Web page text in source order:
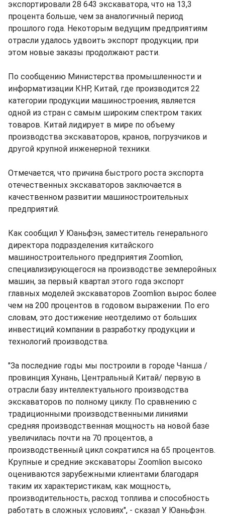
экспортировали 28 643 экскаватора, что на 13,3
процента больше, чем за аналогичный период
прошлого года. Некоторым ведущим предприятиям
отрасли удалось удвоить экспорт продукции, при
этом новые заказы продолжают расти.
По сообщению Министерства промышленности и
информатизации КНР, Китай, где производится 22
категории продукции машиностроения, является
одной из стран с самым широким спектром таких
товаров. Китай лидирует в мире по объему
производства экскаваторов, кранов, погрузчиков и
другой крупной инженерной техники.
Отмечается, что причина быстрого роста экспорта
отечественных экскаваторов заключается в
качественном развитии машиностроительных
предприятий.
Как сообщил У Юаньфэн, заместитель генерального
директора подразделения китайского
машиностроительного предприятия Zoomlion,
специализирующегося на производстве землеройных
машин, за первый квартал этого года экспорт
главных моделей экскаваторов Zoomlion вырос более
чем на 200 процентов в годовом выражении. По его
словам, это достижение неотделимо от больших
инвестиций компании в разработку продукции и
технологий производства.
"За последние годы мы построили в городе Чанша /
провинция Хунань, Центральный Китай/ первую в
отрасли базу интеллектуального производства
экскаваторов по полному циклу. По сравнению с
традиционными производственными линиями
средняя производственная мощность на новой базе
увеличилась почти на 70 процентов, а
производственный цикл сократился на 65 процентов.
Крупные и средние экскаваторы Zoomlion высоко
оцениваются зарубежными клиентами благодаря
таким их характеристикам, как мощность,
производительность, расход топлива и способность
работать в сложных условиях", - сказал У Юаньфэн.